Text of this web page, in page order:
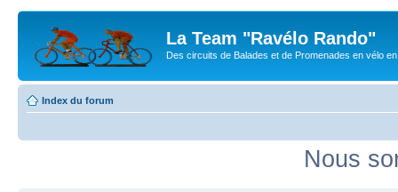
La Team "Ravélo Rando"
Des circuits de Balades et de Promenades en vélo
Index du forum
Nous